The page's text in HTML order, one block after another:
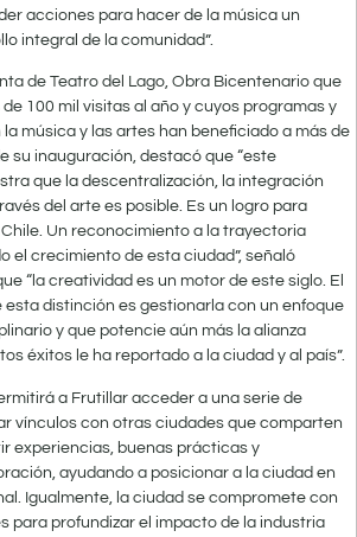
acciones para hacer de la música un
integral de la comunidad”.
de Teatro del Lago, Obra Bicentenario que
100 mil visitas al año y cuyos programas y
música y las artes han beneficiado a más de
su inauguración, destacó que “este
que la descentralización, la integración
del arte es posible. Es un logro para
Un reconocimiento a la trayectoria
el crecimiento de esta ciudad”, señaló
“la creatividad es un motor de este siglo. El
esta distinción es gestionarla con un enfoque
y que potencie aún más la alianza
éxitos le ha reportado a la ciudad y al país”.
a Frutillar acceder a una serie de
vínculos con otras ciudades que comparten
experiencias, buenas prácticas y
ayudando a posicionar a la ciudad en
Igualmente, la ciudad se compromete con
para profundizar el impacto de la industria